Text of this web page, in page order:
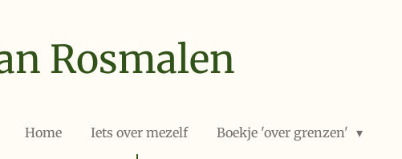
Rosmalen
Home Iets over mezelf Boekje 'over grenzen'